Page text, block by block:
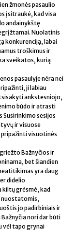
žmonės pasaulio
įsitraukė, kad visa
andainykštę
Nuolatinis
konkurenciją, labai
troškimus ir
sveikatos, kurią
pasaulyje nėra nei
ji labiau
ankstesniojo,
būdo ir atrasti
Susirinkimo sesijos
ir visuose
visuotinės
Bažnyčios ir
bet šiandien
yra daug
didelio
kiltų grėsmė, kad
nuostatomis,
jo padirbiniais ir
nori dar būti
vėl tapo grynai